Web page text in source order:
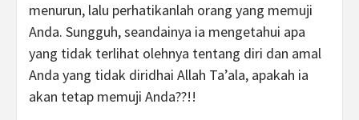
menurun, lalu perhatikanlah orang yang memuji
Anda. Sungguh, seandainya ia mengetahui apa
yang tidak terlihat olehnya tentang diri dan amal
Anda yang tidak diridhai Allah Ta’ala, apakah ia
akan tetap memuji Anda??!!